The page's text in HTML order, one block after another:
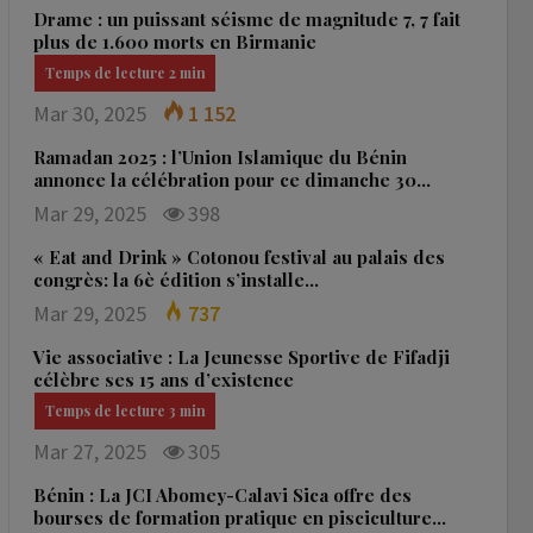
Drame : un puissant séisme de magnitude 7, 7 fait
plus de 1.600 morts en Birmanie
Mar 30, 2025 1 152
Ramadan 2025 : l’Union Islamique du Bénin
annonce la célébration pour ce dimanche 30…
Mar 29, 2025 398
« Eat and Drink » Cotonou festival au palais des
congrès: la 6è édition s’installe…
Mar 29, 2025 737
Vie associative : La Jeunesse Sportive de Fifadji
célèbre ses 15 ans d’existence
Mar 27, 2025 305
Bénin : La JCI Abomey-Calavi Sica offre des
bourses de formation pratique en pisciculture…